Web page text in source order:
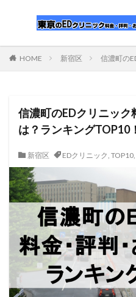
HOME 新宿区 信濃町の
信濃町のEDクリニッ
は？ランキングTOP10！
新宿区 EDクリニック, TOP10,